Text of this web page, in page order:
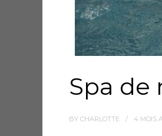
Spa de
BY CHARLOTTE 4 MOIS